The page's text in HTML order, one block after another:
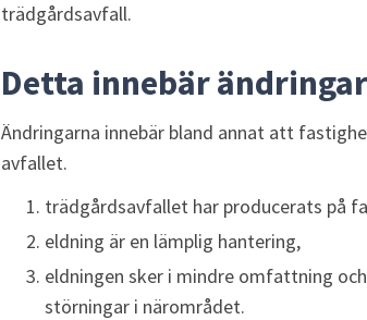
trädgårdsavfall.
Detta innebär
Ändringarna innebär bland annat att
avfallet.
trädgårdsavfallet har producerats på
eldning är en lämplig hantering,
eldningen sker i mindre omfattning
störningar i närområdet.